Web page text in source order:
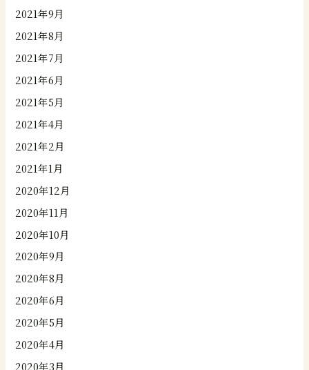
2021年9月
2021年8月
2021年7月
2021年6月
2021年5月
2021年4月
2021年2月
2021年1月
2020年12月
2020年11月
2020年10月
2020年9月
2020年8月
2020年6月
2020年5月
2020年4月
2020年3月